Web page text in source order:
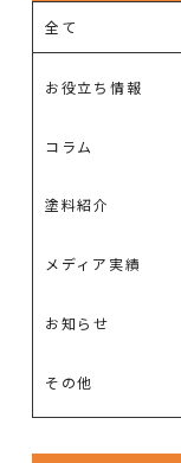
全て
お役立ち情報
コラム
塗料紹介
メディア実績
お知らせ
その他